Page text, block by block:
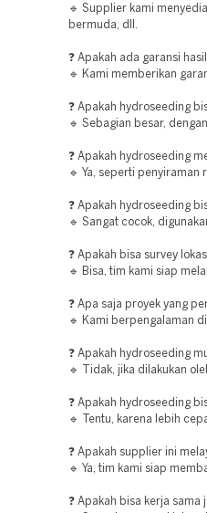
🔹 Supplier kami
bermuda, dll.
❓ Apakah ada garansi
🔹 Kami memberikan
❓ Apakah hydroseeding
🔹 Sebagian besar,
❓ Apakah hydroseeding
🔹 Ya, seperti penyiraman
❓ Apakah hydroseeding
🔹 Sangat cocok,
❓ Apakah bisa survey
🔹 Bisa, tim kami siap
❓ Apa saja proyek yang
🔹 Kami berpengalaman
❓ Apakah hydroseeding
🔹 Tidak, jika dilakukan
❓ Apakah hydroseeding
🔹 Tentu, karena lebih
❓ Apakah supplier ini
🔹 Ya, tim kami siap
❓ Apakah bisa kerja sama